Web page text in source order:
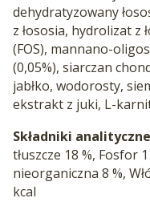
dehydratyzowany
z łososia, hydrolizat z
(FOS), mannano-
(0,05%), siarczan
jabłko, wodorosty,
ekstrakt z juki, L-
Składniki
tłuszcze 18 %, Fosfor
nieorganiczna 8 %,
kcal